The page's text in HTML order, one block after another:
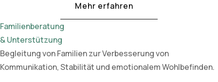
Mehr erfahren
Familienberatung
& Unterstützung
Begleitung von Familien zur Verbesserung von
Kommunikation, Stabilität und emotionalem Wohlbefinden.